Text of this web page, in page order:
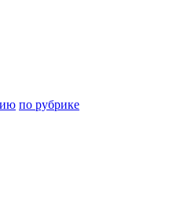
по рубрике